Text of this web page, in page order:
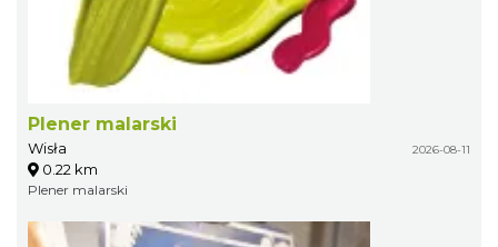
Plener malarski
Wisła 2026-08-11
0.22 km
Plener malarski